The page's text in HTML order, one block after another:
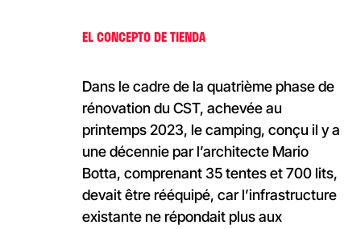
EL CONCEPTO DE TIENDA
Dans le cadre de la quatrième phase de
rénovation du CST, achevée au
printemps 2023, le camping, conçu il y a
une décennie par l’architecte Mario
Botta, comprenant 35 tentes et 700 lits,
devait être rééquipé, car l’infrastructure
existante ne répondait plus aux